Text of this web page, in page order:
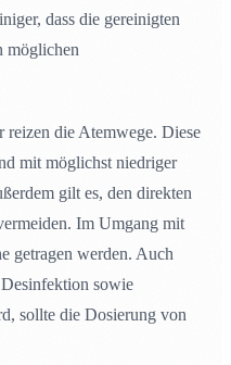
dass die gereinigten
möglichen
die Atemwege. Diese
mit möglichst niedriger
gilt es, den direkten
Im Umgang mit
getragen werden. Auch
sowie
sollte die Dosierung von